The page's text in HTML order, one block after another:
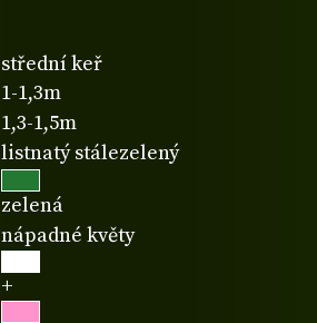
střední keř
1-1,3m
1,3-1,5m
listnatý stálezelený
zelená
nápadné květy
+